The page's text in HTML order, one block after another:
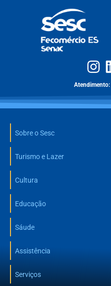
Atendimento:
Sobre o Sesc
Turismo e Lazer
Cultura
Educação
Sáude
Assistência
Serviços